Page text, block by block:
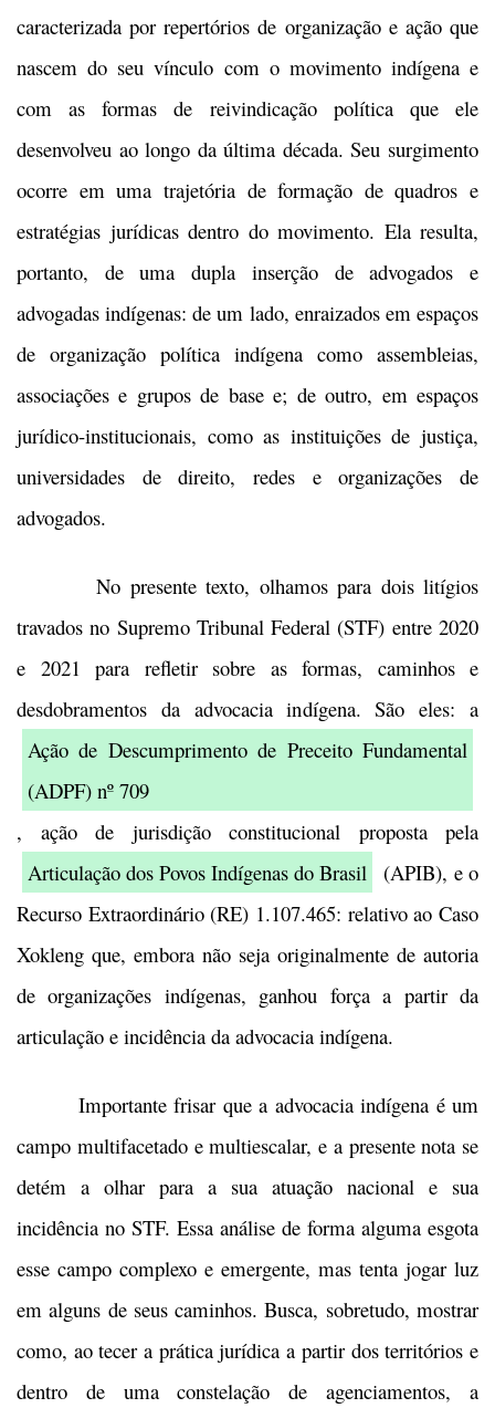
caracterizada por repertórios de organização e ação que
nascem do seu vínculo com o movimento indígena e
com as formas de reivindicação política que ele
desenvolveu ao longo da última década. Seu surgimento
ocorre em uma trajetória de formação de quadros e
estratégias jurídicas dentro do movimento. Ela resulta,
portanto, de uma dupla inserção de advogados e
advogadas indígenas: de um lado, enraizados em espaços
de organização política indígena como assembleias,
associações e grupos de base e; de outro, em espaços
jurídico-institucionais, como as instituições de justiça,
universidades de direito, redes e organizações de
advogados.
No presente texto, olhamos para dois litígios
travados no Supremo Tribunal Federal (STF) entre 2020
e 2021 para refletir sobre as formas, caminhos e
desdobramentos da advocacia indígena. São eles: a
Ação de Descumprimento de Preceito Fundamental
(ADPF) nº 709
, ação de jurisdição constitucional proposta pela
Articulação dos Povos Indígenas do Brasil
(APIB), e o
Recurso Extraordinário (RE) 1.107.465: relativo ao Caso
Xokleng que, embora não seja originalmente de autoria
de organizações indígenas, ganhou força a partir da
articulação e incidência da advocacia indígena.
Importante frisar que a advocacia indígena é um
campo multifacetado e multiescalar, e a presente nota se
detém a olhar para a sua atuação nacional e sua
incidência no STF. Essa análise de forma alguma esgota
esse campo complexo e emergente, mas tenta jogar luz
em alguns de seus caminhos. Busca, sobretudo, mostrar
como, ao tecer a prática jurídica a partir dos territórios e
dentro de uma constelação de agenciamentos, a